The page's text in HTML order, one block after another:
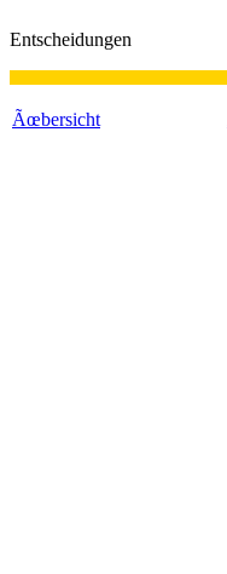
Entscheidungen
Ãœbersicht